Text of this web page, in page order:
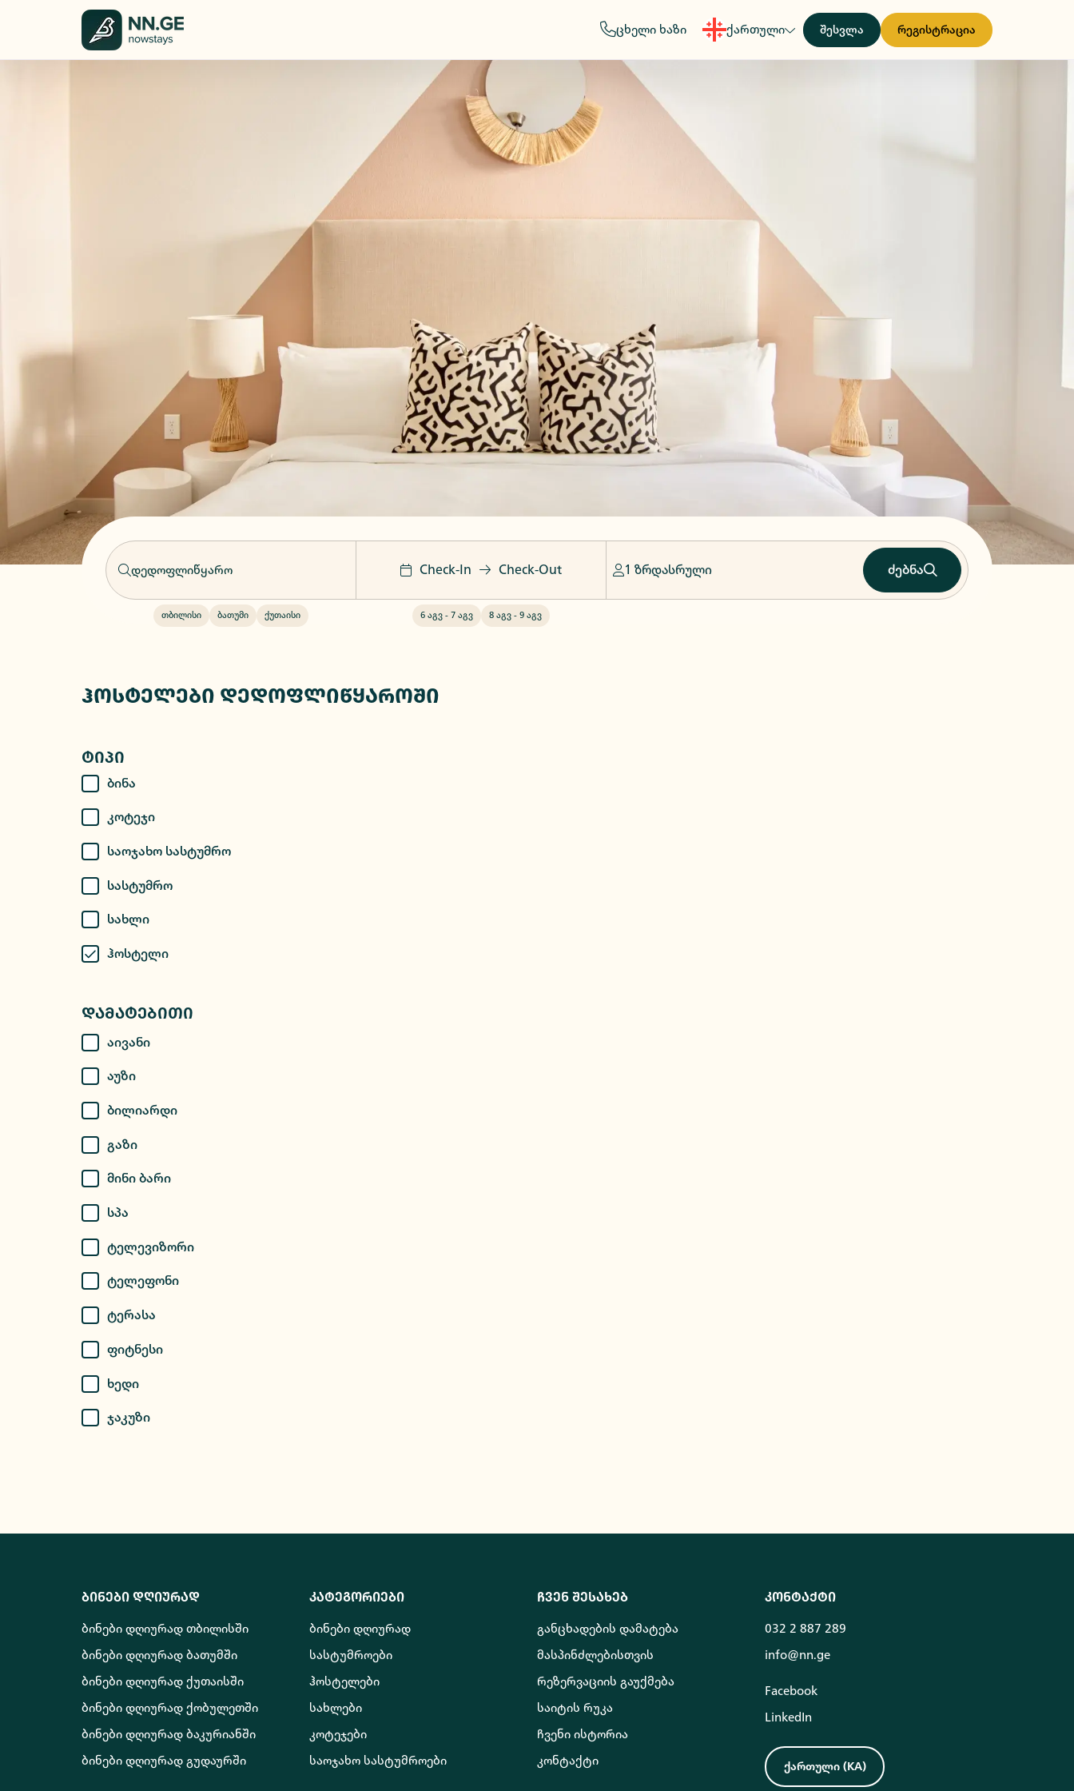
ცხელი ხაზი ქართული შესვლა რეგისტრაცია
თბილისი ბათუმი ქუთაისი
Check-In Check-Out
6 აგვ - 7 აგვ 8 აგვ - 9 აგვ
1 ზრდასრული ძებნა
ჰოსტელები დედოფლიწყაროში
Ტიპი
Ბინა
Კოტეჯი
Საოჯახო Სასტუმრო
Სასტუმრო
Სახლი
Ჰოსტელი
Დამატებითი
Აივანი
Აუზი
Ბილიარდი
Გაზი
Მინი Ბარი
Სპა
Ტელევიზორი
Ტელეფონი
Ტერასა
Ფიტნესი
Ხედი
Ჯაკუზი
ბინები დღიურად
ბინები დღიურად თბილისში
ბინები დღიურად ბათუმში
ბინები დღიურად ქუთაისში
ბინები დღიურად ქობულეთში
ბინები დღიურად ბაკურიანში
ბინები დღიურად გუდაურში
კატეგორიები
ბინები დღიურად
სასტუმროები
ჰოსტელები
სახლები
კოტეჯები
საოჯახო სასტუმროები
ჩვენ შესახებ
განცხადების დამატება
მასპინძლებისთვის
რეზერვაციის გაუქმება
საიტის რუკა
ჩვენი ისტორია
კონტაქტი
კონტაქტი
032 2 887 289
info@nn.ge
Facebook
LinkedIn
ქართული (KA)